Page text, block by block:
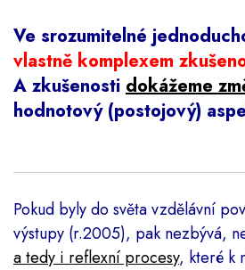
Ve srozumitelné
vlastně komplexem
A zkušenosti dokážeme
hodnotový (postojový)
Pokud byly do světa vzdělávní
výstupy (r.2005), pak nezbývá,
a tedy i reflexní procesy, které k